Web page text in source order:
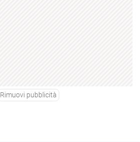
Rimuovi pubblicità